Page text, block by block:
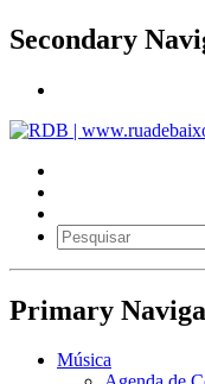
Secondary
Primary
Música